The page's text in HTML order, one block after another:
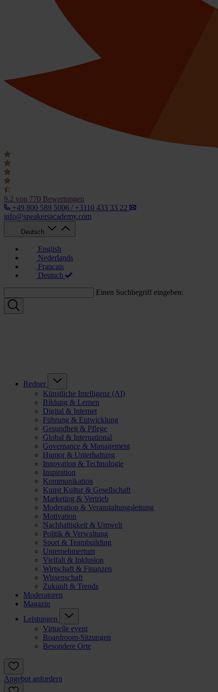
9.2 von 770 Bewertungen
+49 800 589 5006 / +3110 433 33 22
info@speakersacademy.com
Deutsch
English
Nederlands
Français
Deutsch
Einen Suchbegriff eingeben:
Redner
Künstliche Intelligenz (AI)
Bildung & Lernen
Digital & Internet
Führung & Entwicklung
Gesundheit & Pflege
Global & International
Governance & Management
Humor & Unterhaltung
Innovation & Technologie
Inspiration
Kommunikation
Kunst Kultur & Gesellschaft
Marketing & Vertrieb
Moderation & Veranstaltungsleitung
Motivation
Nachhaltigkeit & Umwelt
Politik & Verwaltung
Sport & Teambuilding
Unternehmertum
Vielfalt & Inklusion
Wirtschaft & Finanzen
Wissenschaft
Zukunft & Trends
Moderatoren
Magazin
Leistungen
Virtuelle event
Boardroom-Sitzungen
Besondere Orte
Angebot anfordern